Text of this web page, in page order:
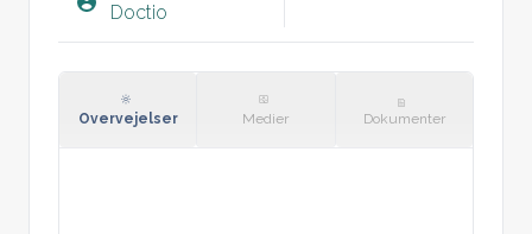
Finkelstein’s test: Positiv.
Mistanke om De Quervain’s tenosynovitis.
Doctio
Overvejelser Medier Dokumenter